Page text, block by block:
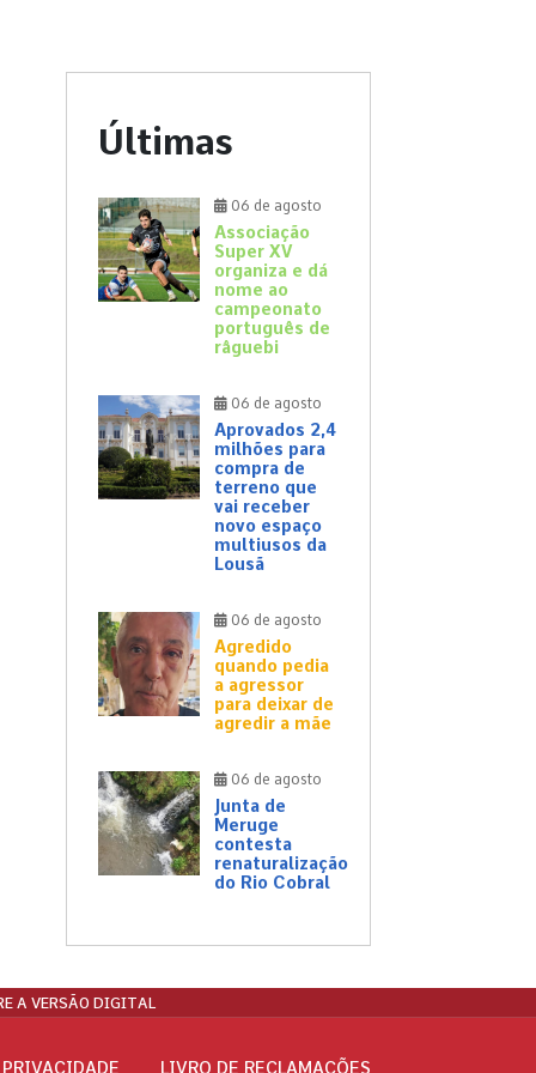
Últimas
06 de agosto
Associação
Super XV
organiza e dá
nome ao
campeonato
português de
râguebi
06 de agosto
Aprovados 2,4
milhões para
compra de
terreno que
vai receber
novo espaço
multiusos da
Lousã
06 de agosto
Agredido
quando pedia
a agressor
para deixar de
agredir a mãe
06 de agosto
Junta de
Meruge
contesta
renaturalização
do Rio Cobral
A VERSÃO DIGITAL
LIVRO DE RECLAMAÇÕES